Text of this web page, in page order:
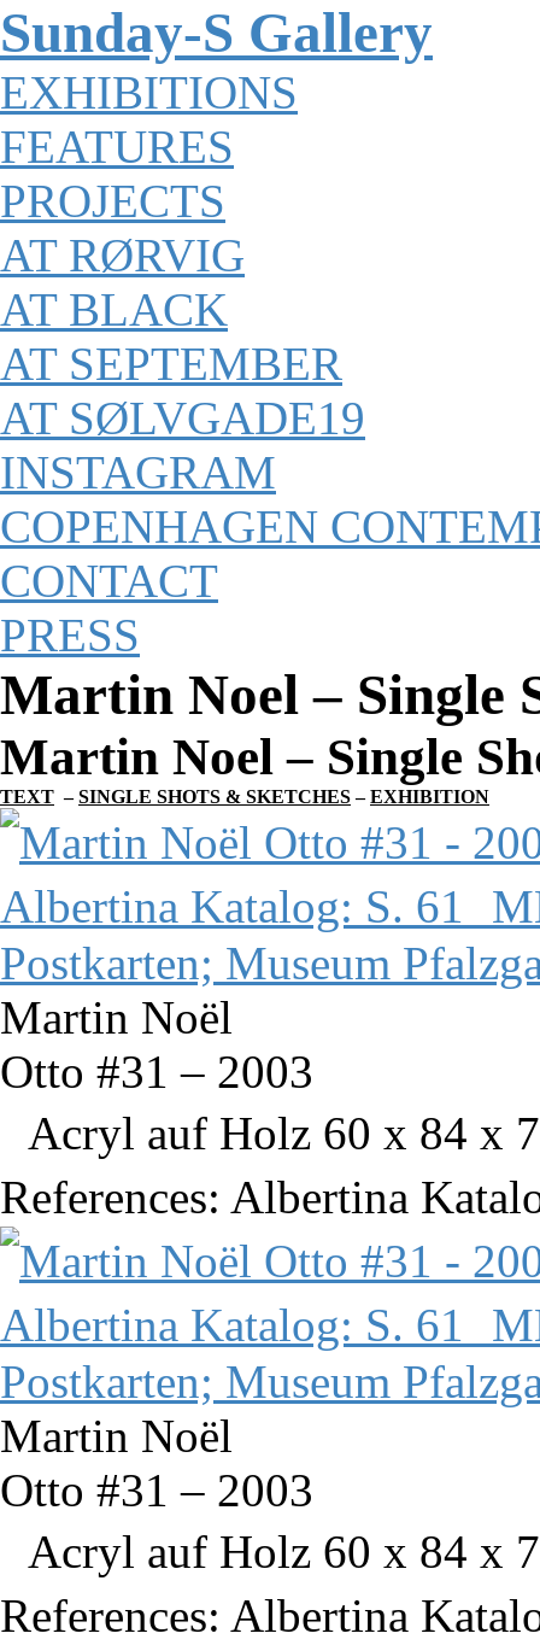
Sunday-S Gallery
EXHIBITIONS
FEATURES
PROJECTS
AT RØRVIG
AT BLACK
AT SEPTEMBER
AT SØLVGADE19
INSTAGRAM
COPENHAGEN
CONTACT
PRESS
Martin Noel – Single
Martin Noel – Single
TEXT –SINGLE SHOTS & SKETCHES–EXHIBITION
Martin Noël
Otto #31 – 2003
Acryl auf Holz 60 x 84 x
References: Albertina
Martin Noël
Otto #31 – 2003
Acryl auf Holz 60 x 84 x
References: Albertina